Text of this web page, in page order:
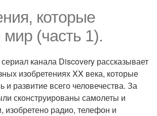
которые
мир (часть 1).
канала Discovery рассказывает
изобретениях XX века, которые
и развитие всего человечества. За
сконструированы самолеты и
изобретено радио, телефон и